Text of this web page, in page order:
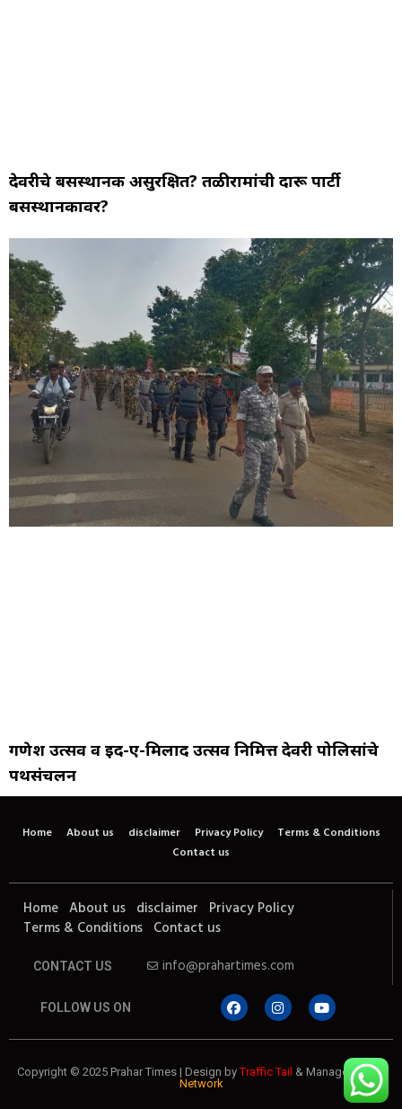
देवरीचे बसस्थानक असुरक्षित? तळीरामांची दारू पार्टी
बसस्थानकावर?
गणेश उत्सव व ईद-ए-मिलाद उत्सव निमित्त देवरी पोलिसांचे
पथसंचलन
Home About us disclaimer Privacy Policy
Terms & Conditions
Contact us
Home About us disclaimer Privacy Policy
Terms & Conditions Contact us
CONTACT US info@prahartimes.com
FOLLOW US ON
Copyright © 2025 Prahar Times | Design byTraffic Tail & Managed by7k
Network